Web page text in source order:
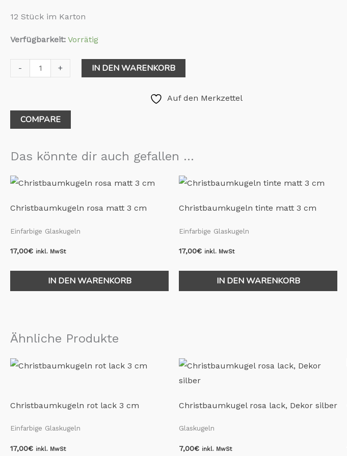
12 Stück im Karton
Verfügbarkeit: Vorrätig
- + IN DEN WARENKORB
Auf den Merkzettel
COMPARE
Das könnte dir auch gefallen …
Christbaumkugeln rosa matt 3 cm
Einfarbige Glaskugeln
17,00€ inkl. MwSt
IN DEN WARENKORB
Christbaumkugeln tinte matt 3 cm
Einfarbige Glaskugeln
17,00€ inkl. MwSt
IN DEN WARENKORB
Ähnliche Produkte
Christbaumkugeln rot lack 3 cm
Einfarbige Glaskugeln
17,00€ inkl. MwSt
Christbaumkugel rosa lack, Dekor silber
Glaskugeln
7,00€ inkl. MwSt